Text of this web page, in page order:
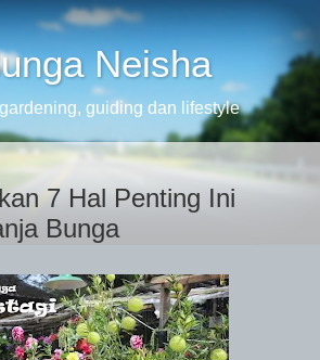
Neisha
guiding dan lifestyle
7 Hal Penting Ini
Bunga